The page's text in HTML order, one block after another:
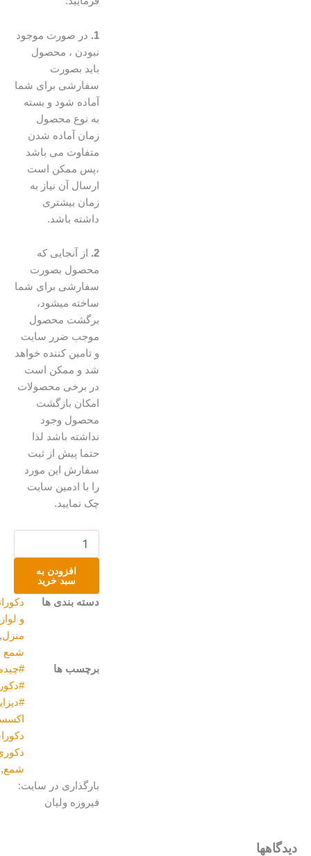
در صورت موجود
نبودن ، محصول
باید بصورت
سفارشی برای شما
آماده شود و بسته
به نوع محصول
زمان آماده شدن
متفاوت می باشد
،پس ممکن است
ارسال آن نیاز به
زمان بیشتری
داشته باشد.
از آنجایی که
محصول بصورت
سفارشی برای شما
ساخته میشود،
برگشت محصول
موجب ضرر سایت
و تامین کننده خواهد
شد و ممکن است
در برخی محصولات
امکان بازگشت
محصول وجود
نداشته باشد لذا
حتما پیش از ثبت
سفارش این مورد
را با ادمین سایت
چک نمایید.
۱۶سانت
افزودن به
سبد خرید
دسته بندی ها
دکوراتیو
و لوازم
برچسب ها
#چیدمان,
#دکوریجات,
#دیزاین,
اکسسوری,
دکوراسیون,
دکوری,
هدیه
بارگذاری در سایت:
فیروزه ولیان